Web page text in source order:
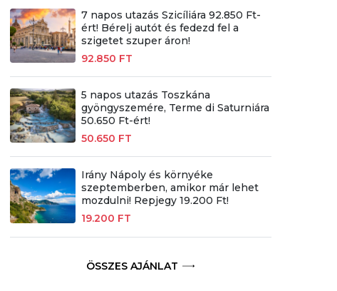
7 napos utazás Szicíliára 92.850 Ft-
ért! Bérelj autót és fedezd fel a
szigetet szuper áron!
92.850 FT
5 napos utazás Toszkána
gyöngyszemére, Terme di Saturniára
50.650 Ft-ért!
50.650 FT
Irány Nápoly és környéke
szeptemberben, amikor már lehet
mozdulni! Repjegy 19.200 Ft!
19.200 FT
ÖSSZES AJÁNLAT